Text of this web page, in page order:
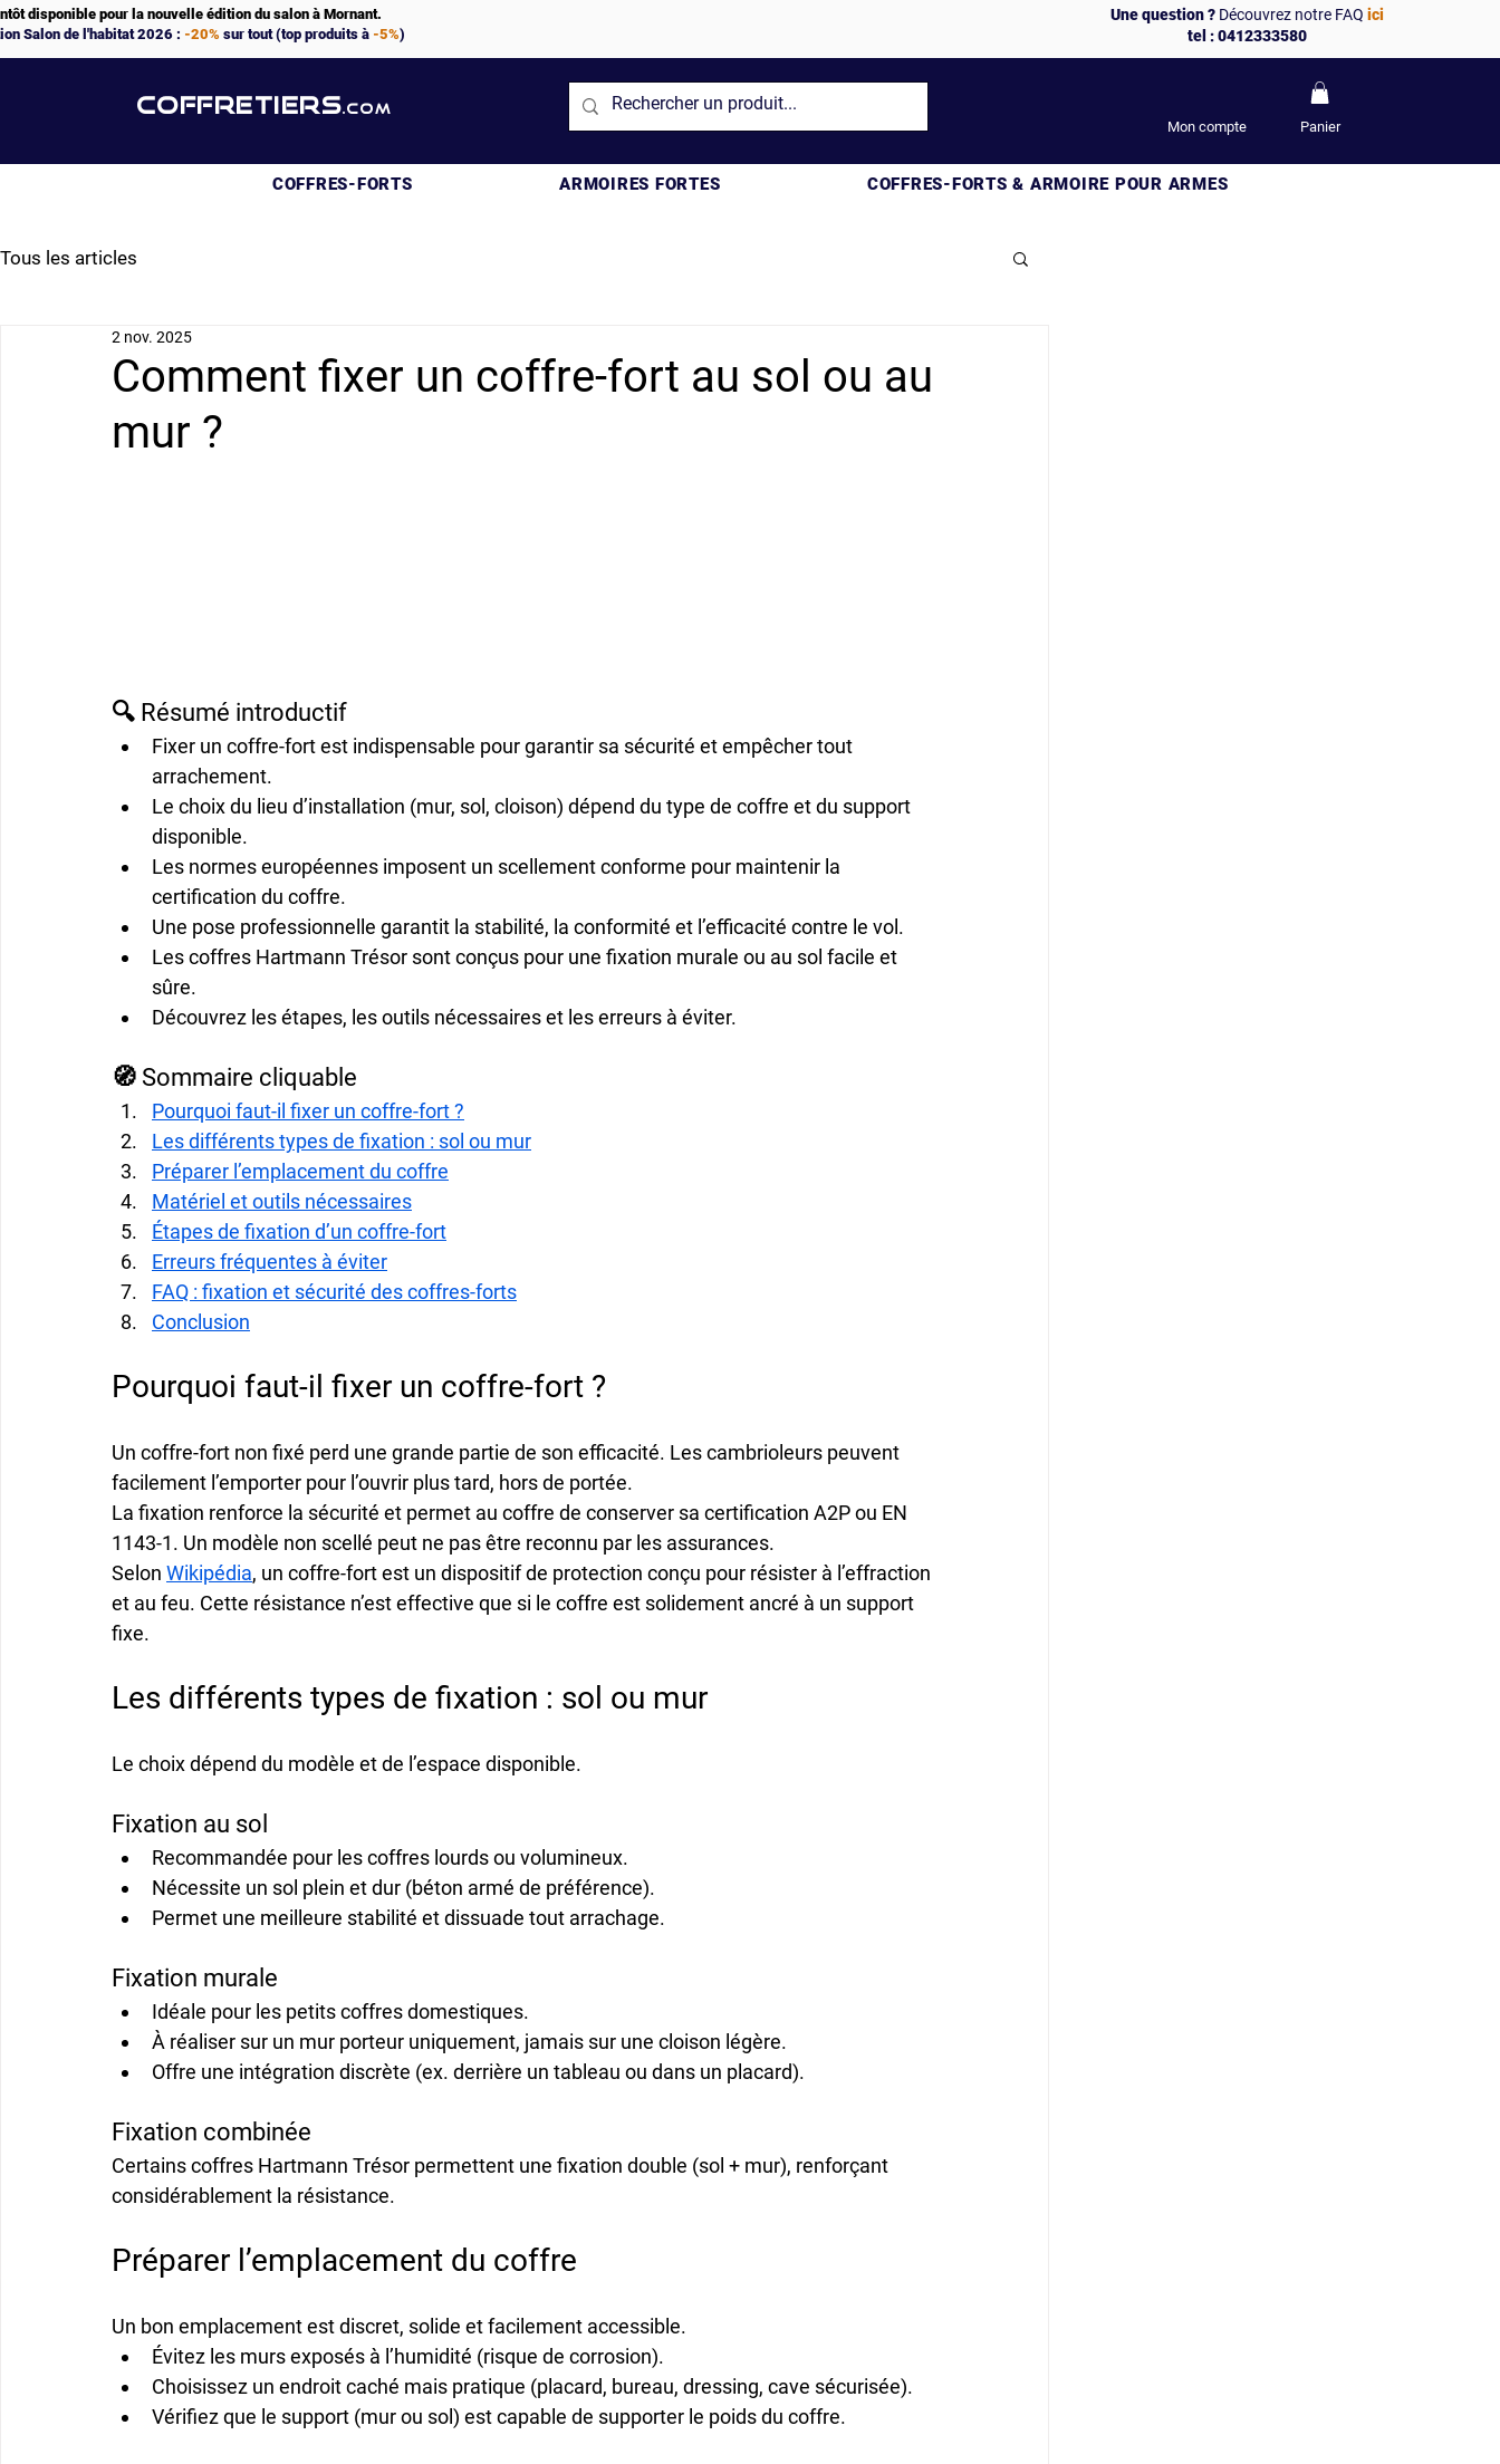
disponible pour la nouvelle édition du salon à Mornant.
Salon de l'habitat 2026 : -20% sur tout (top produits à -5%)
Une question ? Découvrez notre FAQici
tel : 0412333580
COFFRETIERS.COM
Mon compte Panier
COFFRES-FORTS ARMOIRES FORTES COFFRES-FORTS & ARMOIRE POUR ARMES
Tous les articles
Comment fixer un coffre-fort au sol ou au
mur ?
2 nov. 2025
🔍 Résumé introductif
Fixer un coffre-fort est indispensable pour garantir sa sécurité et empêcher tout
arrachement.
Le choix du lieu d’installation (mur, sol, cloison) dépend du type de coffre et du support
disponible.
Les normes européennes imposent un scellement conforme pour maintenir la
certification du coffre.
Une pose professionnelle garantit la stabilité, la conformité et l’efficacité contre le vol.
Les coffres Hartmann Trésor sont conçus pour une fixation murale ou au sol facile et
sûre.
Découvrez les étapes, les outils nécessaires et les erreurs à éviter.
🧭 Sommaire cliquable
Pourquoi faut-il fixer un coffre-fort ?
Les différents types de fixation : sol ou mur
Préparer l’emplacement du coffre
Matériel et outils nécessaires
Étapes de fixation d’un coffre-fort
Erreurs fréquentes à éviter
FAQ : fixation et sécurité des coffres-forts
Conclusion
Pourquoi faut-il fixer un coffre-fort ?
Un coffre-fort non fixé perd une grande partie de son efficacité. Les cambrioleurs peuvent
facilement l’emporter pour l’ouvrir plus tard, hors de portée.
La fixation renforce la sécurité et permet au coffre de conserver sa certification A2P ou EN
1143-1. Un modèle non scellé peut ne pas être reconnu par les assurances.
Selon Wikipédia, un coffre-fort est un dispositif de protection conçu pour résister à l’effraction
et au feu. Cette résistance n’est effective que si le coffre est solidement ancré à un support
fixe.
Les différents types de fixation : sol ou mur
Le choix dépend du modèle et de l’espace disponible.
Fixation au sol
Recommandée pour les coffres lourds ou volumineux.
Nécessite un sol plein et dur (béton armé de préférence).
Permet une meilleure stabilité et dissuade tout arrachage.
Fixation murale
Idéale pour les petits coffres domestiques.
À réaliser sur un mur porteur uniquement, jamais sur une cloison légère.
Offre une intégration discrète (ex. derrière un tableau ou dans un placard).
Fixation combinée
Certains coffres Hartmann Trésor permettent une fixation double (sol + mur), renforçant
considérablement la résistance.
Préparer l’emplacement du coffre
Un bon emplacement est discret, solide et facilement accessible.
Évitez les murs exposés à l’humidité (risque de corrosion).
Choisissez un endroit caché mais pratique (placard, bureau, dressing, cave sécurisée).
Vérifiez que le support (mur ou sol) est capable de supporter le poids du coffre.